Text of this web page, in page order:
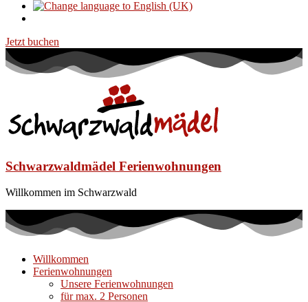
Jetzt buchen
Schwarzwaldmädel Ferienwohnungen
Willkommen im Schwarzwald
Willkommen
Ferienwohnungen
Unsere Ferienwohnungen
für max. 2 Personen